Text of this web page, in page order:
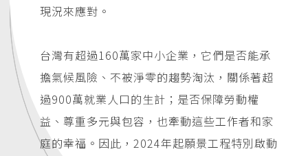
現況來應對。
台灣有超過160萬家中小企業，它們是否能承
擔氣候風險、不被淨零的趨勢淘汰，關係著超
過900萬就業人口的生計；是否保障勞動權
益、尊重多元與包容，也牽動這些工作者和家
庭的幸福。因此，2024年起願景工程特別啟動